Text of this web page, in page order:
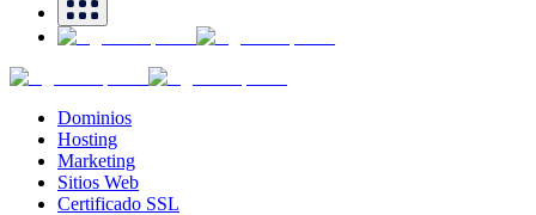
Dominios
Hosting
Marketing
Sitios Web
Certificado SSL